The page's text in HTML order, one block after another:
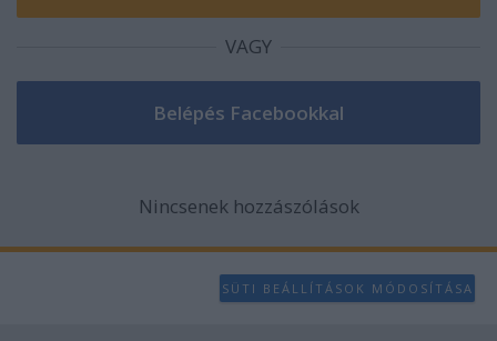
VAGY
Nincsenek hozzászólások
SÜTI BEÁLLÍTÁSOK MÓDOSÍTÁSA